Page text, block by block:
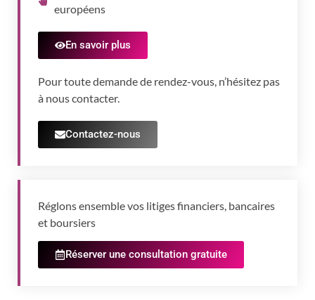
européens
En savoir plus
Pour toute demande de rendez-vous, n’hésitez pas
à nous contacter.
Contactez-nous
Réglons ensemble vos litiges financiers, bancaires
et boursiers
Réserver une consultation gratuite